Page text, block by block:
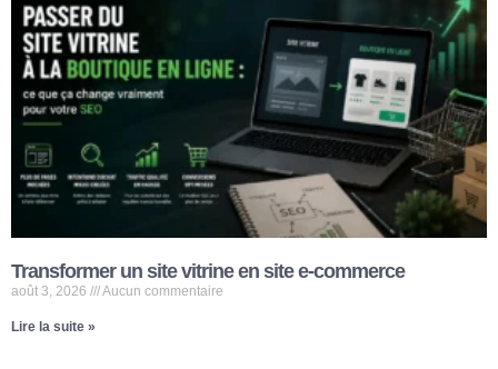
Transformer un site vitrine en site e-commerce
août 3, 2026 Aucun commentaire
Lire la suite »